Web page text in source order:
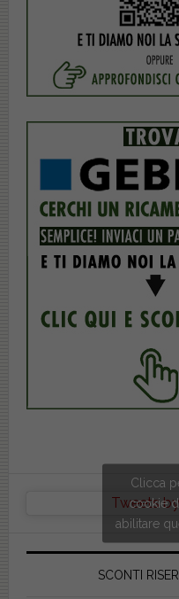
Tweets
Clicca
cookie
abilitare
SCONTI